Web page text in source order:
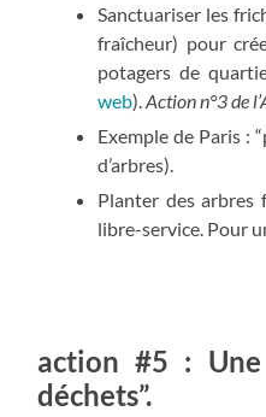
Sanctuariser les
fraîcheur) pour
potagers de
web).Action n°3 de
Exemple de Paris :
d’arbres).
Planter des arbres
libre-service. Pour
action #5 : Une
déchets”.